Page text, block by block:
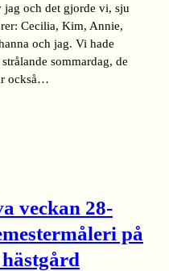
jag och det gjorde vi, sju
Cecilia, Kim, Annie,
och jag. Vi hade
sommardag, de
också…
veckan 28-
på